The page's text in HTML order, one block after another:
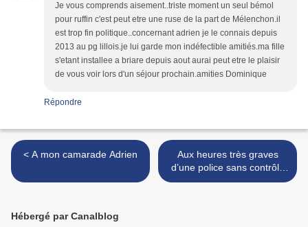
Je vous comprends aisement..triste moment un seul bémol
pour ruffin c'est peut etre une ruse de la part de Mélenchon.il
est trop fin politique..concernant adrien je le connais depuis
2013 au pg lillois.je lui garde mon indéfectible amitiés.ma fille
s'etant installee a briare depuis aout aurai peut etre le plaisir
de vous voir lors d'un séjour prochain.amities Dominique
Répondre
< A mon camarade Adrien
Aux heures très graves
d’une police sans contrôle
républicain…réflexions sur
Hébergé par Canalblog